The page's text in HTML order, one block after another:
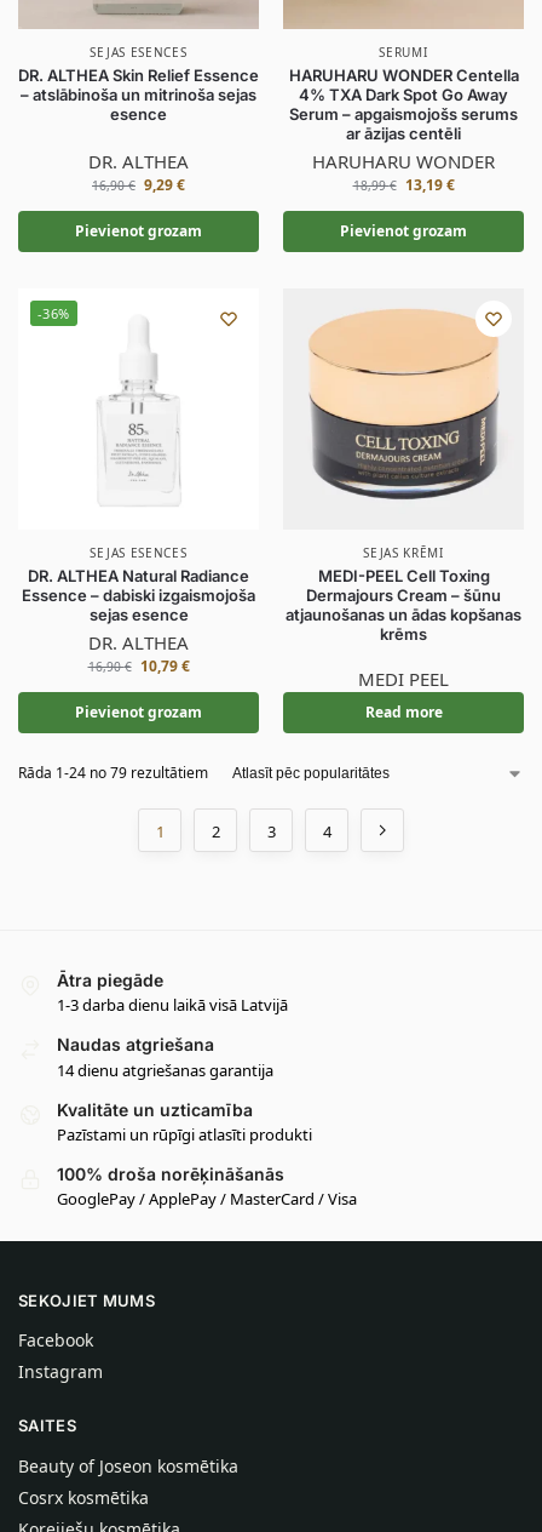
SEJAS ESENCES
DR. ALTHEA Skin Relief Essence
– atslābinoša un mitrinoša sejas
esence
DR. ALTHEA
16,90€ 9,29€
Pievienot grozam
SERUMI
HARUHARU WONDER Centella
4% TXA Dark Spot Go Away
Serum – apgaismojošs serums
ar āzijas centēli
HARUHARU WONDER
18,99€ 13,19€
Pievienot grozam
-36%
SEJAS ESENCES
DR. ALTHEA Natural Radiance
Essence – dabiski izgaismojoša
sejas esence
DR. ALTHEA
16,90€ 10,79€
Pievienot grozam
SEJAS KRĒMI
MEDI-PEEL Cell Toxing
Dermajours Cream – šūnu
atjaunošanas un ādas kopšanas
krēms
MEDI PEEL
Read more
Rāda 1-24 no 79 rezultātiem
1 2 3 4
Ātra piegāde
1-3 darba dienu laikā visā Latvijā
Naudas atgriešana
14 dienu atgriešanas garantija
Kvalitāte un uzticamība
Pazīstami un rūpīgi atlasīti produkti
100% droša norēķināšanās
GooglePay / ApplePay / MasterCard / Visa
SEKOJIET MUMS
Facebook
Instagram
SAITES
Beauty of Joseon kosmētika
Cosrx kosmētika